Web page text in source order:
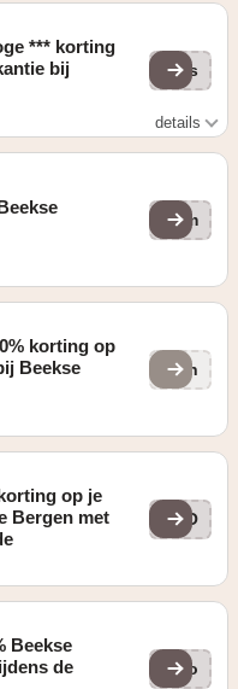
*** korting
bij
las
details
Sum
korting op
Beekse
Sgn
op je
Bergen met
VOO
Beekse
de
Vro